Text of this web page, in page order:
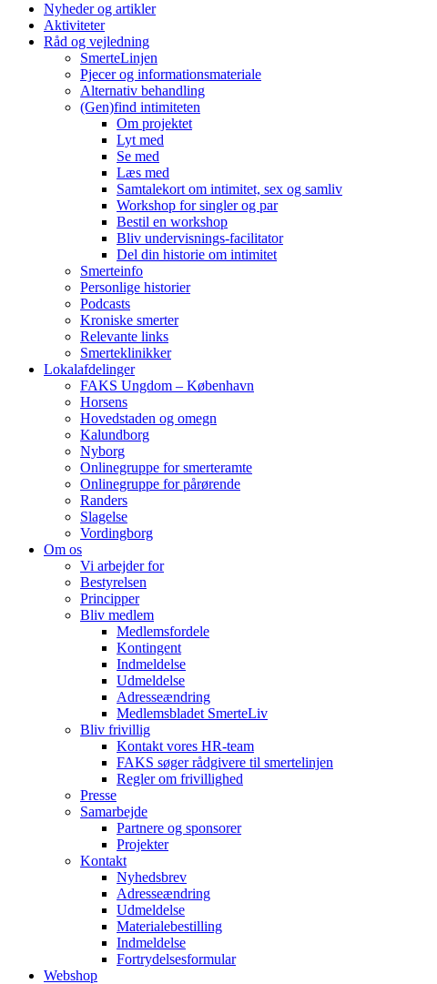
Nyheder og artikler
Aktiviteter
Råd og vejledning
SmerteLinjen
Pjecer og informationsmateriale
Alternativ behandling
(Gen)find intimiteten
Om projektet
Lyt med
Se med
Læs med
Samtalekort om intimitet, sex og samliv
Workshop for singler og par
Bestil en workshop
Bliv undervisnings-facilitator
Del din historie om intimitet
Smerteinfo
Personlige historier
Podcasts
Kroniske smerter
Relevante links
Smerteklinikker
Lokalafdelinger
FAKS Ungdom – København
Horsens
Hovedstaden og omegn
Kalundborg
Nyborg
Onlinegruppe for smerteramte
Onlinegruppe for pårørende
Randers
Slagelse
Vordingborg
Om os
Vi arbejder for
Bestyrelsen
Principper
Bliv medlem
Medlemsfordele
Kontingent
Indmeldelse
Udmeldelse
Adresseændring
Medlemsbladet SmerteLiv
Bliv frivillig
Kontakt vores HR-team
FAKS søger rådgivere til smertelinjen
Regler om frivillighed
Presse
Samarbejde
Partnere og sponsorer
Projekter
Kontakt
Nyhedsbrev
Adresseændring
Udmeldelse
Materialebestilling
Indmeldelse
Fortrydelsesformular
Webshop